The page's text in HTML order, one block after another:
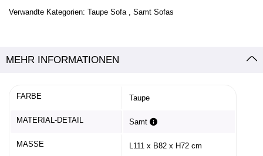
Verwandte Kategorien: Taupe Sofa Samt Sofas
MEHR INFORMATIONEN
FARBE Taupe
MATERIAL-DETAIL Samt
MASSE L111 x B82 x H72 cm